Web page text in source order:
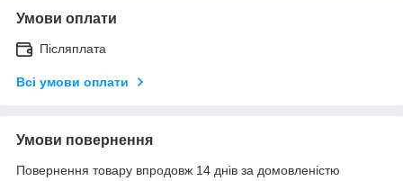
Умови оплати
Післяплата
Всі умови оплати
Умови повернення
Повернення товару впродовж 14 днів за домовленістю